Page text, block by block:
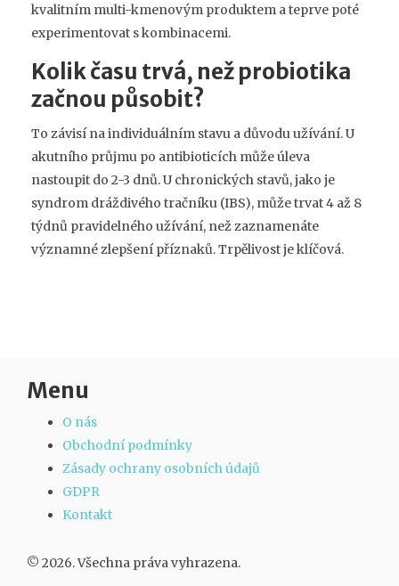
kvalitním multi-kmenovým produktem a teprve poté
experimentovat s kombinacemi.
Kolik času trvá, než probiotika
začnou působit?
To závisí na individuálním stavu a důvodu užívání. U
akutního průjmu po antibioticích může úleva
nastoupit do 2-3 dnů. U chronických stavů, jako je
syndrom dráždivého tračníku (IBS), může trvat 4 až 8
týdnů pravidelného užívání, než zaznamenáte
významné zlepšení příznaků. Trpělivost je klíčová.
Menu
O nás
Obchodní podmínky
Zásady ochrany osobních údajů
GDPR
Kontakt
© 2026. Všechna práva vyhrazena.